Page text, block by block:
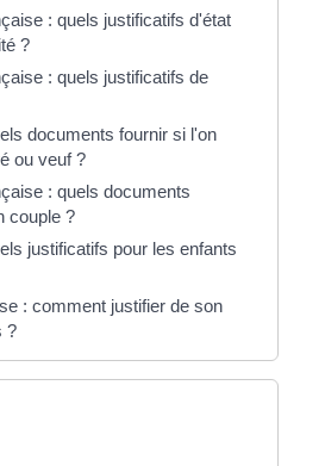
: quels justificatifs d'état
?
: quels justificatifs de
documents fournir si l'on
ou veuf ?
: quels documents
couple ?
justificatifs pour les enfants
: comment justifier de son
?